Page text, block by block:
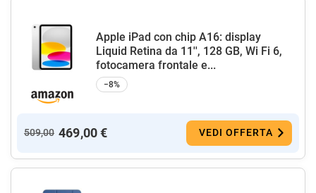
Apple iPad con chip A16: display
Liquid Retina da 11'', 128 GB, Wi Fi 6,
fotocamera frontale e...
−8%
509,00 469,00 € VEDI OFFERTA